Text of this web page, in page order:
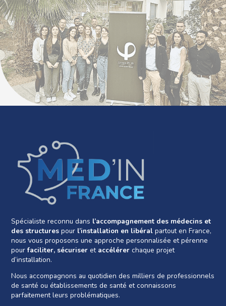
Spécialiste reconnu dans l’accompagnement des médecins et
des structures pour l’installation en libéral partout en France,
nous vous proposons une approche personnalisée et pérenne
pourfaciliter, sécuriseretaccélérer chaque projet
d’installation.
Nous accompagnons au quotidien des milliers de professionnels
de santé ou établissements de santé et connaissons
parfaitement leurs problématiques.